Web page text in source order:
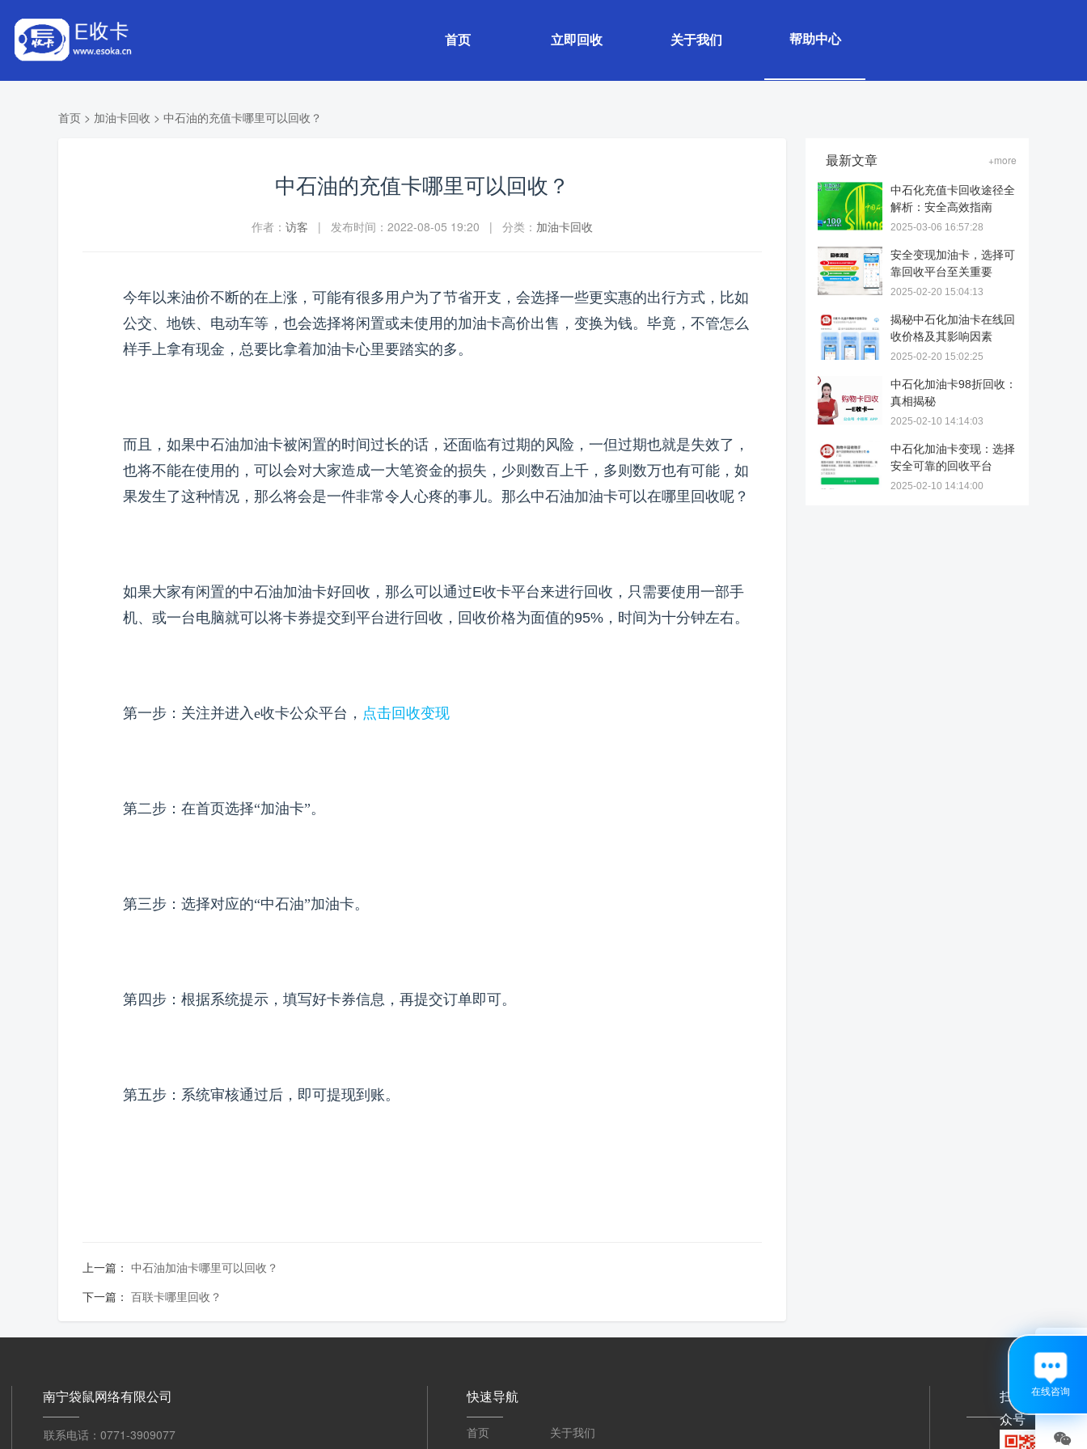
首页 立即回收 关于我们 帮助中心
首页 > 加油卡回收 > 中石油的充值卡哪里可以回收？
中石油的充值卡哪里可以回收？
作者： 访客 | 发布时间：2022-08-05 19:20 | 分类： 加油卡回收
今年以来油价不断的在上涨，可能有很多用户为了节省开支，会选择一些更实惠的出行方式，比如
公交、地铁、电动车等，也会选择将闲置或未使用的加油卡高价出售，变换为钱。毕竟，不管怎么
样手上拿有现金，总要比拿着加油卡心里要踏实的多。
而且，如果中石油加油卡被闲置的时间过长的话，还面临有过期的风险，一但过期也就是失效了，
也将不能在使用的，可以会对大家造成一大笔资金的损失，少则数百上千，多则数万也有可能，如
果发生了这种情况，那么将会是一件非常令人心疼的事儿。那么中石油加油卡可以在哪里回收呢？
如果大家有闲置的中石油加油卡好回收，那么可以通过E收卡平台来进行回收，只需要使用一部手
机、或一台电脑就可以将卡券提交到平台进行回收，回收价格为面值的95%，时间为十分钟左右。
第一步：关注并进入e收卡公众平台， 点击回收变现
第二步：在首页选择“加油卡”。
第三步：选择对应的“中石油”加油卡。
第四步：根据系统提示，填写好卡券信息，再提交订单即可。
第五步：系统审核通过后，即可提现到账。
上一篇： 中石油加油卡哪里可以回收？
下一篇： 百联卡哪里回收？
最新文章 +more
中石化充值卡回收途径全
解析：安全高效指南
2025-03-06 16:57:28
安全变现加油卡，选择可
靠回收平台至关重要
2025-02-20 15:04:13
揭秘中石化加油卡在线回
收价格及其影响因素
2025-02-20 15:02:25
中石化加油卡98折回收：
真相揭秘
2025-02-10 14:14:03
中石化加油卡变现：选择
安全可靠的回收平台
2025-02-10 14:14:00
南宁袋鼠网络有限公司 快速导航
扫码关注公
众号
首页 关于我们
联系电话：0771-3909077

在线咨询
